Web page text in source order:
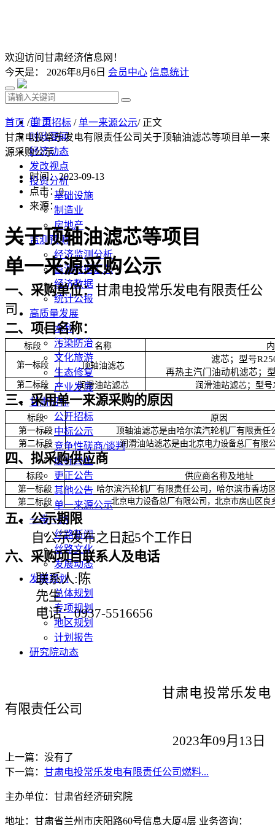
欢迎访问甘肃经济信息网！
今天是： 2026年8月6日 会员中心 信息统计
首 页
时政要闻
经济动态
发改视点
投资分析
基础设施
制造业
房地产
监测预测
经济监测分析
监测数据汇总
经济数据
统计公报
高质量发展
水利
污染防治
文化旅游
生态修复
产业发展
甘肃招标
公开招标
中标公示
竞争性磋商/谈判
废标终止
更正公告
其他公告
单一来源公示
一带一路
丝路新闻
丝路文化
发展动态
发展规划
总体规划
专项规划
地区规划
计划报告
研究院动态
首页 /甘肃招标 /单一来源公示/ 正文
甘肃电投常乐发电有限责任公司关于顶轴油滤芯等项目单一来
源采购公示
时间：2023-09-13
点击：0
来源：
关于顶轴油滤芯等项目
单一来源采购公示
一、采购单位：甘肃电投常乐发电有限责任公
司
二、 项目名称：
标段 名称
第一标段 顶轴油滤芯
滤芯；型号
再热主汽门油动机滤芯；
第二标段 润滑油站滤芯 润滑油站滤芯；型号
三、采用单一来源采购的原因
标段
原因
第一标段
顶轴油滤芯是由哈尔滨汽轮机厂有限责任
第二标段
润滑油站滤芯是由北京电力设备总厂有限
四、拟采购供应商
标段
供应商名称及地址
第一标段
哈尔滨汽轮机厂有限责任公司，哈尔滨市香坊
第二标段
北京电力设备总厂有限公司，北京市房山区良
五、公示期限
自公示发布之日起5个工作日
六、采购项目联系人及电话
联系人: 陈
先生
电话：0937-5516656
甘肃电投常乐发电
有限责任公司
2023年09月 13 日
上一篇：没有了
下一篇： 甘肃电投常乐发电有限责任公司燃料...
主办单位：甘肃省经济研究院
地址：甘肃省兰州市庆阳路60号信息大厦4层 业务咨询：